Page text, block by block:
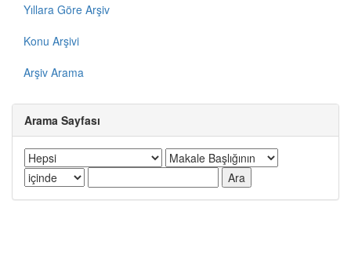
Yıllara Göre Arşiv
Konu Arşivi
Arşiv Arama
Arama Sayfası